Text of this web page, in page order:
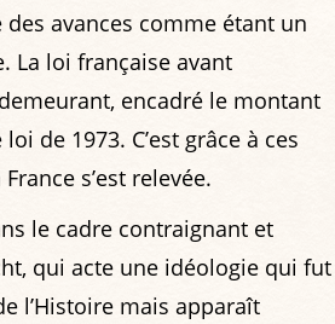
avances comme étant un
La loi française avant
encadré le montant
de 1973. C’est grâce à ces
s’est relevée.
le cadre contraignant et
qui acte une idéologie qui fut
l’Histoire mais apparaît